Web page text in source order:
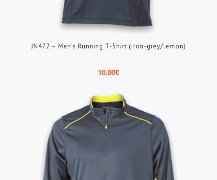
JN472 – Men’s Running T-Shirt (iron-grey/lemon)
10.00€